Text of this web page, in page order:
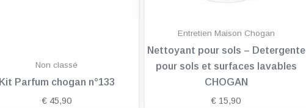
Non classé
Kit Parfum chogan n°133
€ 45,90
Entretien Maison Chogan
Nettoyant pour sols – Detergente
pour sols et surfaces lavables
CHOGAN
€ 15,90